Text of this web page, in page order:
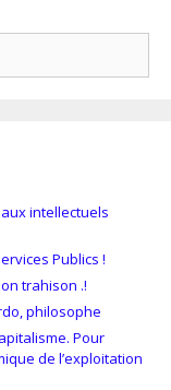
intellectuels
Publics !
trahison .!
philosophe
Pour
de l’exploitation